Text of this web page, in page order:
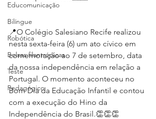
Educomunicação
Bilíngue
Robótica
Bolsas filantrópicas
Teste
Pedagógico
📍O Colégio Salesiano Recife realizou
nesta sexta-feira (6) um ato cívico em
comemoração ao 7 de setembro, data
da nossa independência em relação a
Portugal. O momento aconteceu no
Bom Dia da Educação Infantil e contou
com a execução do Hino da
Independência do Brasil.👏👏👏